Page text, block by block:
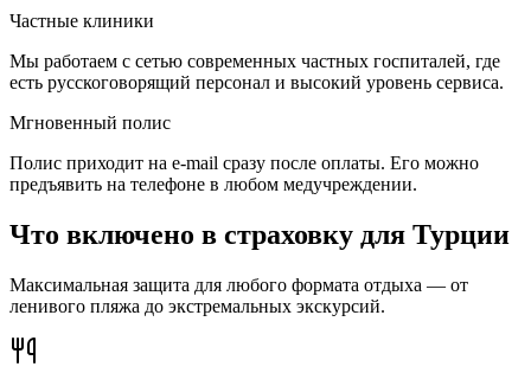
Частные клиники
Мы работаем с сетью современных частных госпиталей, где
есть русскоговорящий персонал и высокий уровень сервиса.
Мгновенный полис
Полис приходит на e-mail сразу после оплаты. Его можно
предъявить на телефоне в любом медучреждении.
Что включено в страховку для Турции
Максимальная защита для любого формата отдыха — от
ленивого пляжа до экстремальных экскурсий.